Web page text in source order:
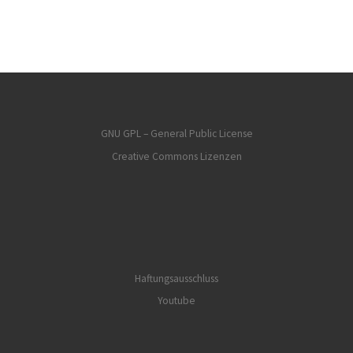
GNU GPL – General Public License
Creative Commons Lizenzen
Haftungsausschluss
Youtube